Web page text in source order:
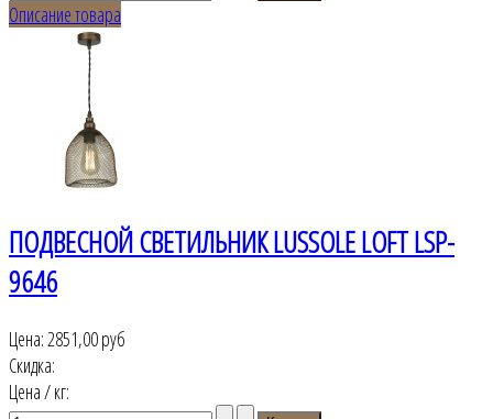
Описание товара
ПОДВЕСНОЙ СВЕТИЛЬНИК LUSSOLE LOFT LSP-
9646
Цена:2851,00 руб
Скидка:
Цена / кг: